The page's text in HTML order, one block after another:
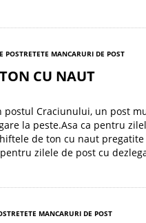
POSTRETETE MANCARURI DE POST
CU NAUT
Craciunului, un post
la peste.Asa ca pentru
de ton cu naut
zilele de post cu
RETETE MANCARURI DE POST